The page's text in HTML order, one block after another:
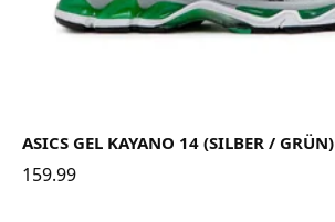
ASICS GEL KAYANO 14 (SILBER / GRÜN)
159.99